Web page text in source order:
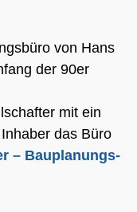
von Hans
der 90er
mit ein
das Büro
– Bauplanungs-